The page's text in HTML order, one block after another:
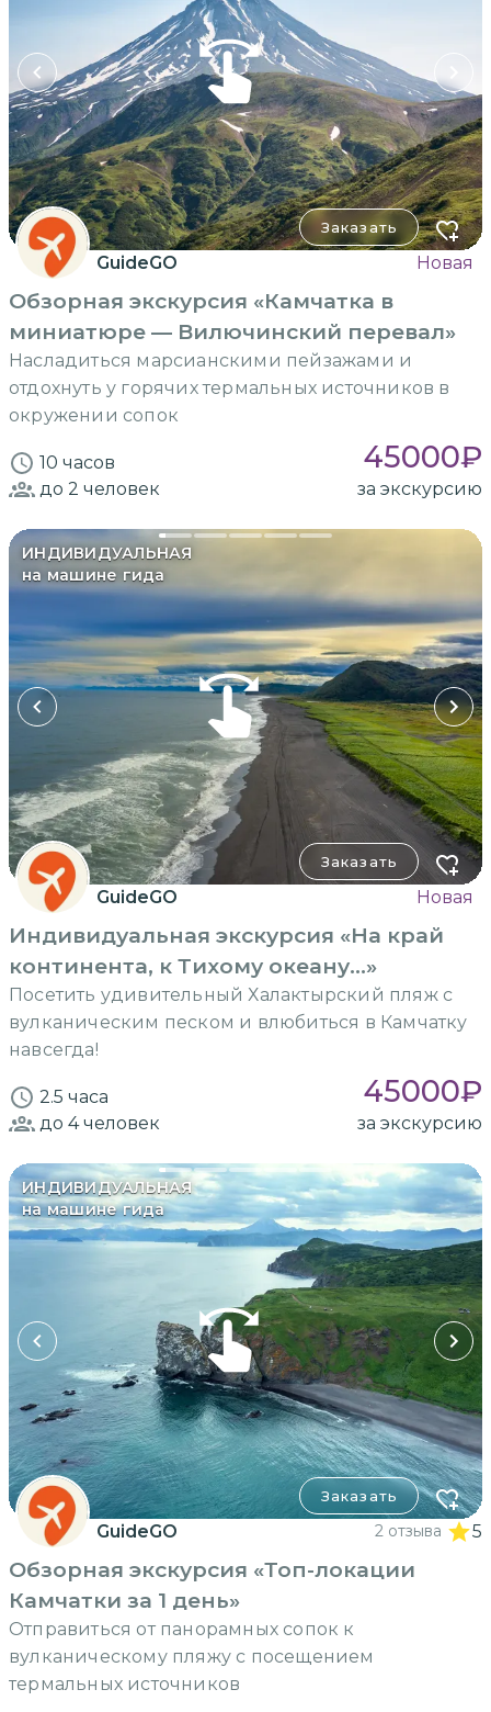
Заказать
GuideGO Новая
Обзорная экскурсия «Камчатка в
миниатюре — Вилючинский перевал»
Насладиться марсианскими пейзажами и
отдохнуть у горячих термальных источников в
окружении сопок
10 часов 45000₽
до 2 человек за экскурсию
ИНДИВИДУАЛЬНАЯ
на машине гида
Заказать
GuideGO Новая
Индивидуальная экскурсия «На край
континента, к Тихому океану…»
Посетить удивительный Халактырский пляж с
вулканическим песком и влюбиться в Камчатку
навсегда!
2.5 часа 45000₽
до 4человек за экскурсию
ИНДИВИДУАЛЬНАЯ
на машине гида
Заказать
GuideGO 2 отзыва 5
Обзорная экскурсия «Топ-локации
Камчатки за 1 день»
Отправиться от панорамных сопок к
вулканическому пляжу с посещением
термальных источников